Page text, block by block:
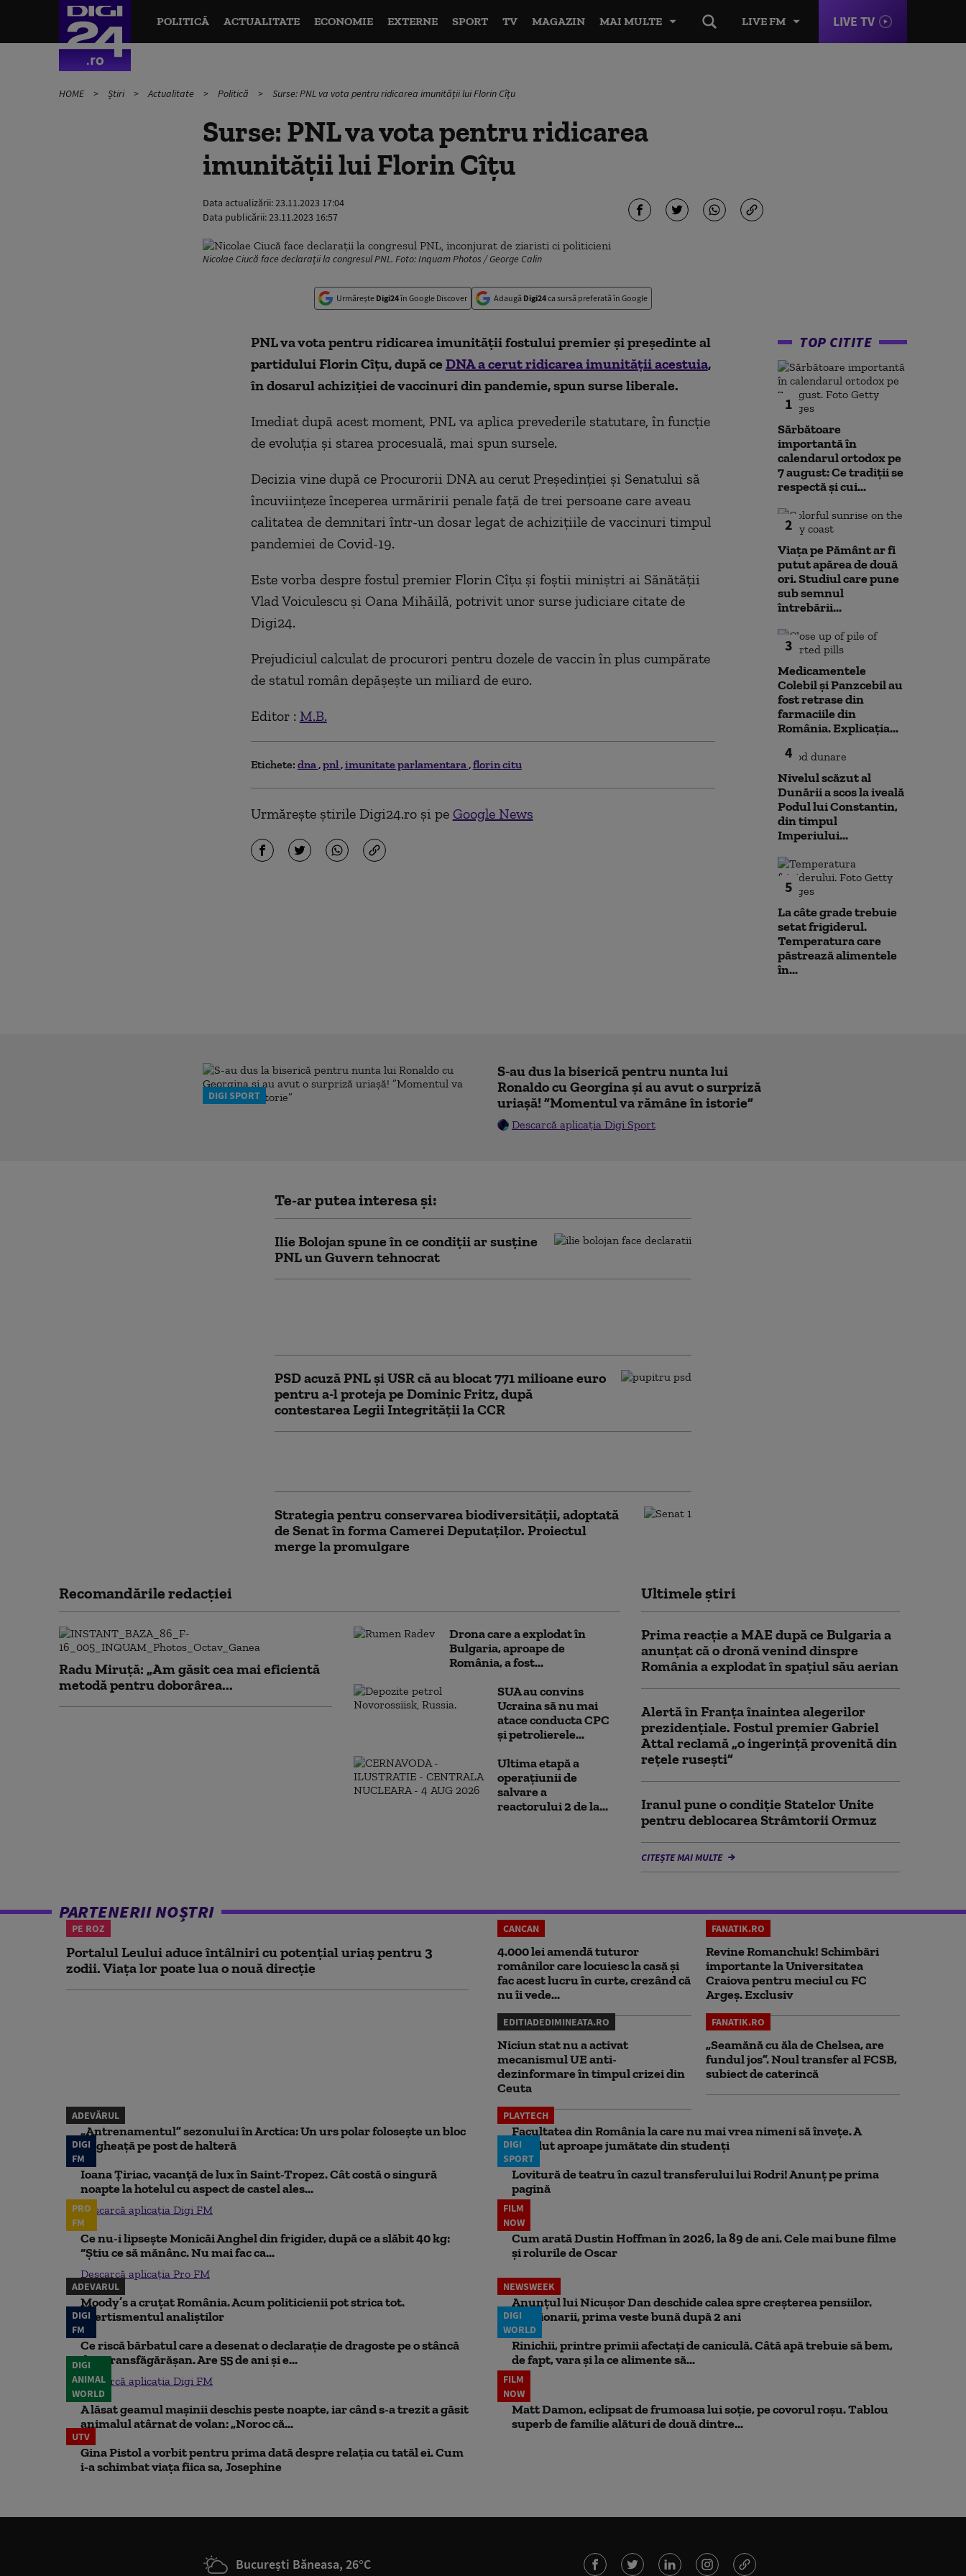
LIVE FM LIVE TV
POLITICĂ ACTUALITATE ECONOMIE EXTERNE SPORT TV MAGAZIN MAI MULTE
HOME Știri Actualitate Politică Surse: PNL va vota pentru ridicarea imunității lui Florin Cîțu
Surse: PNL va vota pentru ridicarea
imunității lui Florin Cîțu
Data actualizării:23.11.2023 17:04
Data publicării:23.11.2023 16:57
Nicolae Ciucă face declarații la congresul PNL. Foto: Inquam Photos / George Calin
Urmărește Digi24în Google Discover Adaugă Digi24ca sursă preferată în Google
PNL va vota pentru ridicarea imunității fostului premier și președinte al
partidului Florin Cîțu, după ce DNA a cerut ridicarea imunității acestuia,
în dosarul achiziției de vaccinuri din pandemie, spun surse liberale.
Imediat după acest moment, PNL va aplica prevederile statutare, în funcție
de evoluția și starea procesuală, mai spun sursele.
Decizia vine după ce Procurorii DNA au cerut Președinției și Senatului să
încuviințeze începerea urmăririi penale față de trei persoane care aveau
calitatea de demnitari într-un dosar legat de achizițiile de vaccinuri timpul
pandemiei de Covid-19.
Este vorba despre fostul premier Florin Cîțu și foștii miniștri ai Sănătății
Vlad Voiculescu și Oana Mihăilă, potrivit unor surse judiciare citate de
Digi24.
Prejudiciul calculat de procurori pentru dozele de vaccin în plus cumpărate
de statul român depășește un miliard de euro.
Editor : M.B.
Etichete: dna pnl imunitate parlamentara florin citu
Urmărește știrile Digi24.ro și pe Google News
TOP CITITE
1
Sărbătoare
importantă în
calendarul ortodox pe
7 august: Ce tradiții se
respectă și cui...
2
Viața pe Pământ ar fi
putut apărea de două
ori. Studiul care pune
sub semnul
întrebării...
3
Medicamentele
Colebil și Panzcebil au
fost retrase din
farmaciile din
România. Explicația...
4
Nivelul scăzut al
Dunării a scos la iveală
Podul lui Constantin,
din timpul
Imperiului...
5
La câte grade trebuie
setat frigiderul.
Temperatura care
păstrează alimentele
în...
DIGI SPORT
S-au dus la biserică pentru nunta lui
Ronaldo cu Georgina și au avut o surpriză
uriașă! ”Momentul va rămâne în istorie”
Descarcă aplicația Digi Sport
Te-ar putea interesa și:
Ilie Bolojan spune în ce condiții ar susține
PNL un Guvern tehnocrat
PSD acuză PNL şi USR că au blocat 771 milioane euro
pentru a-l proteja pe Dominic Fritz, după
contestarea Legii Integrității la CCR
Strategia pentru conservarea biodiversității, adoptată
de Senat în forma Camerei Deputaților. Proiectul
merge la promulgare
Recomandările redacţiei
Radu Miruță: „Am găsit cea mai eficientă
metodă pentru doborârea...
Drona care a explodat în
Bulgaria, aproape de
România, a fost...
SUA au convins
Ucraina să nu mai
atace conducta CPC
şi petrolierele...
Ultima etapă a
operațiunii de
salvare a
reactorului 2 de la...
Ultimele știri
Prima reacție a MAE după ce Bulgaria a
anunţat că o dronă venind dinspre
România a explodat în spaţiul său aerian
Alertă în Franța înaintea alegerilor
prezidențiale. Fostul premier Gabriel
Attal reclamă „o ingerință provenită din
rețele rusești”
Iranul pune o condiție Statelor Unite
pentru deblocarea Strâmtorii Ormuz
CITEȘTE MAI MULTE
PARTENERII NOȘTRI
PE ROZ
Portalul Leului aduce întâlniri cu potențial uriaș pentru 3
zodii. Viața lor poate lua o nouă direcție
CANCAN
4.000 lei amendă tuturor
românilor care locuiesc la casă și
fac acest lucru în curte, crezând că
nu îi vede...
FANATIK.RO
Revine Romanchuk! Schimbări
importante la Universitatea
Craiova pentru meciul cu FC
Argeş. Exclusiv
EDITIADEDIMINEATA.RO
Niciun stat nu a activat
mecanismul UE anti-
dezinformare în timpul crizei din
Ceuta
FANATIK.RO
„Seamănă cu ăla de Chelsea, are
fundul jos”. Noul transfer al FCSB,
subiect de caterincă
ADEVĂRUL
„Antrenamentul” sezonului în Arctica: Un urs polar folosește un bloc
de gheață pe post de halteră
PLAYTECH
Facultatea din România la care nu mai vrea nimeni să înveţe. A
pierdut aproape jumătate din studenţi
DIGI
FM
Ioana Țiriac, vacanță de lux în Saint-Tropez. Cât costă o singură
noapte la hotelul cu aspect de castel ales...
Descarcă aplicația Digi FM
DIGI
SPORT
Lovitură de teatru în cazul transferului lui Rodri! Anunț pe prima
pagină
PRO
FM
Ce nu-i lipsește Monicăi Anghel din frigider, după ce a slăbit 40 kg:
“Știu ce să mănânc. Nu mai fac ca...
Descarcă aplicația Pro FM
FILM
NOW
Cum arată Dustin Hoffman în 2026, la 89 de ani. Cele mai bune filme
și rolurile de Oscar
ADEVARUL
Moody’s a cruțat România. Acum politicienii pot strica tot.
Avertismentul analiștilor
NEWSWEEK
Anunțul lui Nicușor Dan deschide calea spre creșterea pensiilor.
Pensionarii, prima veste bună după 2 ani
DIGI
FM
Ce riscă bărbatul care a desenat o declarație de dragoste pe o stâncă
din Transfăgărășan. Are 55 de ani și e...
Descarcă aplicația Digi FM
DIGI
WORLD
Rinichii, printre primii afectați de caniculă. Câtă apă trebuie să bem,
de fapt, vara și la ce alimente să...
DIGI
ANIMAL
WORLD
A lăsat geamul mașinii deschis peste noapte, iar când s-a trezit a găsit
animalul atârnat de volan: „Noroc că...
FILM
NOW
Matt Damon, eclipsat de frumoasa lui soție, pe covorul roșu. Tablou
superb de familie alături de două dintre...
UTV
Gina Pistol a vorbit pentru prima dată despre relația cu tatăl ei. Cum
i-a schimbat viața fiica sa, Josephine
București Băneasa, 26°C